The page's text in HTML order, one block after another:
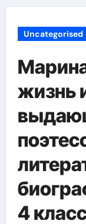
Uncategorised
жизнь
4